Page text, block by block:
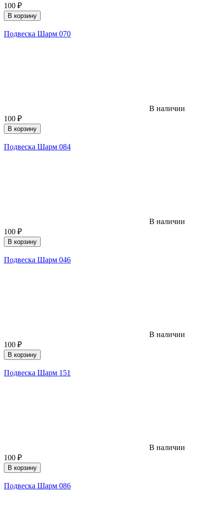
100 ₽
В корзину
Подвеска Шарм 070
В наличии
100 ₽
В корзину
Подвеска Шарм 084
В наличии
100 ₽
В корзину
Подвеска Шарм 046
В наличии
100 ₽
В корзину
Подвеска Шарм 151
В наличии
100 ₽
В корзину
Подвеска Шарм 086